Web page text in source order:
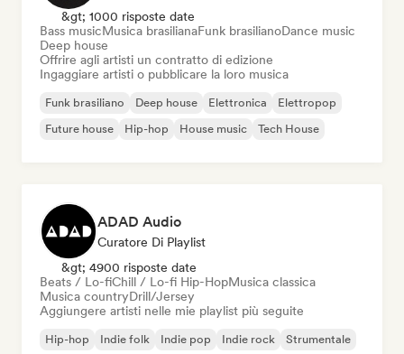
&gt; 1000 risposte date
Bass musicMusica brasilianaFunk brasilianoDance music
Deep house
Offrire agli artisti un contratto di edizione
Ingaggiare artisti o pubblicare la loro musica
Funk brasiliano Deep house Elettronica
Elettropop
Future house
Hip-hop House music Tech House
ADAD Audio
Curatore Di Playlist
&gt; 4900 risposte date
Beats / Lo-fiChill / Lo-fi Hip-HopMusica classica
Musica countryDrill/Jersey
Aggiungere artisti nelle mie playlist più seguite
Hip-hop Indie folk Indie pop Indie rock
Strumentale